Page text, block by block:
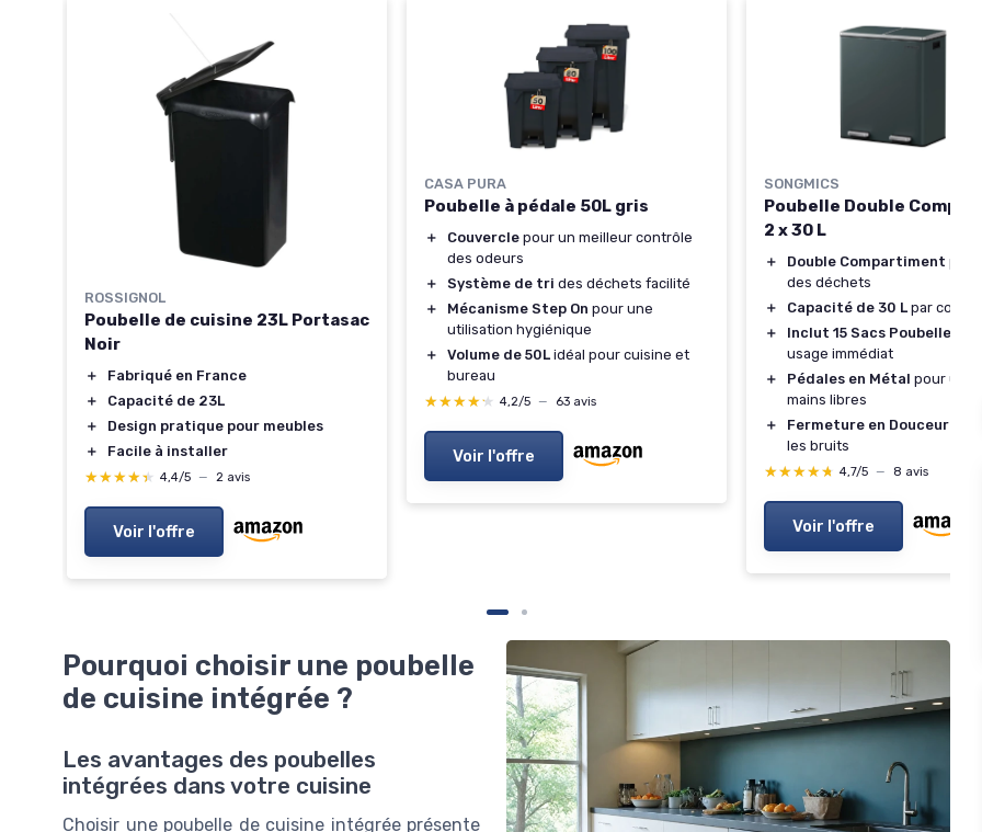
ROSSIGNOL
Poubelle de cuisine 23L Portasac
Noir
＋
Fabriqué en France
＋
Capacité de 23L
＋
Design pratique pour meubles
＋
Facile à installer
★★★★★
★★★★★ 4,4/5 — 2 avis
Voir l'offre
CASA PURA
Poubelle à pédale 50L gris
＋ Couvercle pour un meilleur contrôle
des odeurs
＋
Système de tri des déchets facilité
＋
Mécanisme Step On pour une
utilisation hygiénique
＋
Volume de 50L idéal pour cuisine et
bureau
★★★★★
★★★★★ 4,2/5 — 63 avis
Voir l'offre
SONGMICS
Poubelle Double
2 x 30 L
＋ Double Compartiment pour
des déchets
＋
Capacité de 30 L par
＋
Inclut 15 Sacs Poubelles
usage immédiat
＋
Pédales en Métal pour une
mains libres
＋
Fermeture en Douceur
les bruits
★★★★★
★★★★★ 4,7/5 — 8 avis
Voir l'offre
Pourquoi choisir une poubelle
de cuisine intégrée ?
Les avantages des poubelles
intégrées dans votre cuisine
Choisir une poubelle de cuisine intégrée présente